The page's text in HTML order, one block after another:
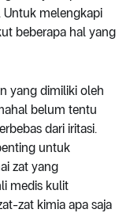
Untuk melengkapi
beberapa hal yang
yang dimiliki oleh
belum tentu
dari iritasi.
untuk
zat yang
medis kulit
zat kimia apa saja